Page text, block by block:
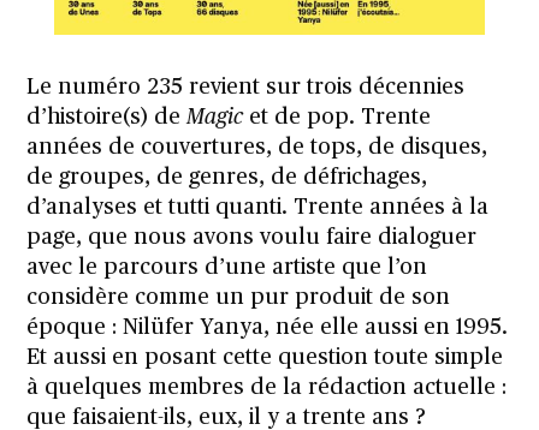
Le numéro 235 revient sur trois décennies
d’histoire(s) deMagicet de pop. Trente
années de couvertures, de tops, de disques,
de groupes, de genres, de défrichages,
d’analyses et tutti quanti. Trente années à la
page, que nous avons voulu faire dialoguer
avec le parcours d’une artiste que l’on
considère comme un pur produit de son
époque : Nilüfer Yanya, née elle aussi en 1995.
Et aussi en posant cette question toute simple
à quelques membres de la rédaction actuelle :
que faisaient-ils, eux, il y a trente ans ?